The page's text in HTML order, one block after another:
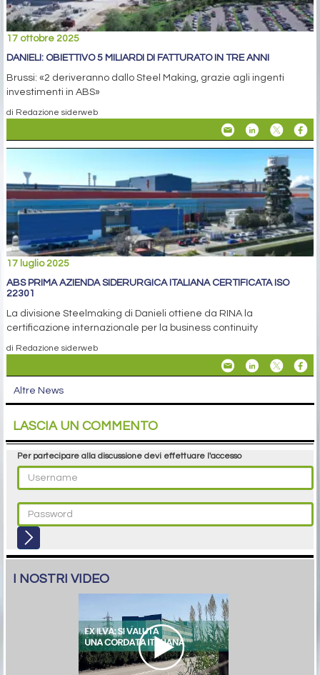
17 ottobre 2025
DANIELI: OBIETTIVO 5 MILIARDI DI FATTURATO IN TRE ANNI
Brussi: «2 deriveranno dallo Steel Making, grazie agli ingenti
investimenti in ABS»
di Redazione siderweb
17 luglio 2025
ABS PRIMA AZIENDA SIDERURGICA ITALIANA CERTIFICATA ISO
22301
La divisione Steelmaking di Danieli ottiene da RINA la
certificazione internazionale per la business continuity
di Redazione siderweb
Altre News
LASCIA UN COMMENTO
Per partecipare alla discussione devi effettuare l'accesso
I NOSTRI VIDEO